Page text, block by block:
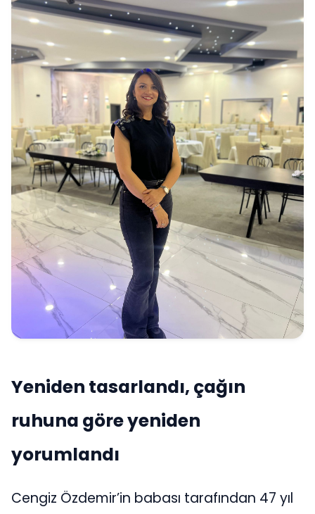
Yeniden tasarlandı, çağın
ruhuna göre yeniden
yorumlandı
Cengiz Özdemir’in babası tarafından 47 yıl